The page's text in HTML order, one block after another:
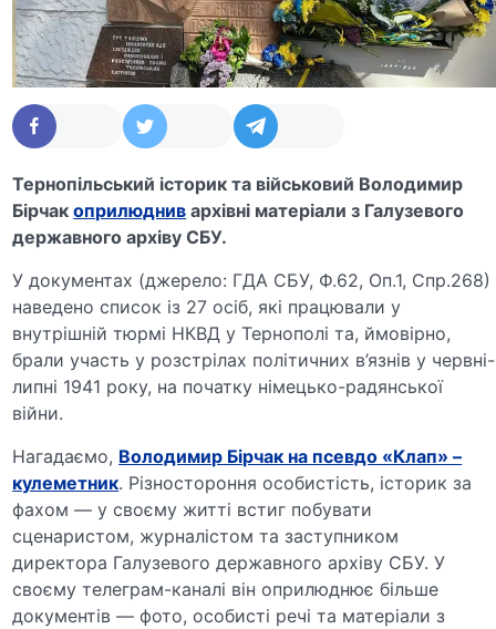
Тернопільський історик та військовий Володимир
Бірчакоприлюднив архівні матеріали з Галузевого
державного архіву СБУ.
У документах (джерело: ГДА СБУ, Ф.62, Оп.1, Спр.268)
наведено список із 27 осіб, які працювали у
внутрішній тюрмі НКВД у Тернополі та, ймовірно,
брали участь у розстрілах політичних в’язнів у червні-
липні 1941 року, на початку німецько-радянської
війни.
Нагадаємо, Володимир Бірчак на псевдо «Клап» –
кулеметник. Різностороння особистість, історик за
фахом — у своєму житті встиг побувати
сценаристом, журналістом та заступником
директора Галузевого державного архіву СБУ. У
своєму телеграм-каналі він оприлюднює більше
документів — фото, особисті речі та матеріали з